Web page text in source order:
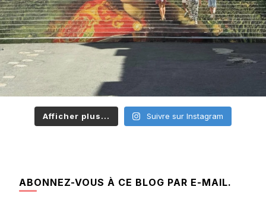
Afficher plus... Suivre sur Instagram
ABONNEZ-VOUS À CE BLOG PAR E-MAIL.